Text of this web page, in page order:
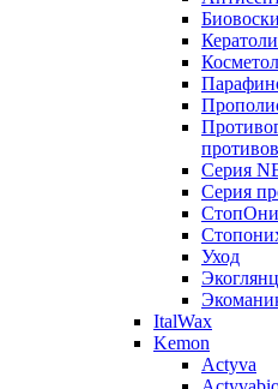
Серия
Серия
Уход
ItalWax
Kemon
Actyva